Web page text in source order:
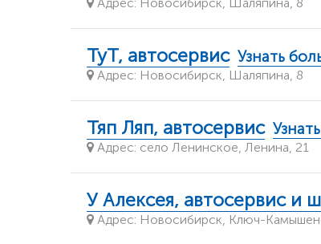
ТуТ, автосервис Узнать
Адрес: Новосибирск, Шаляпина, 8
Тяп Ляп, автосервис
Адрес: село Ленинское, Ленина, 21
У Алексея, автосервис и
Адрес: Новосибирск, Ключ-